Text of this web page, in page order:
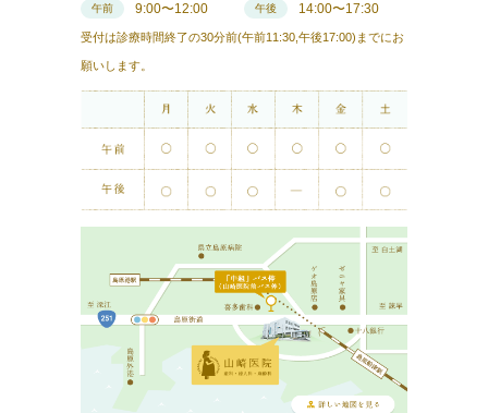
午前 9:00〜12:00 午後 14:00〜17:30
受付は診療時間終了の30分前(午前11:30,午後17:00)までにお
願いします。